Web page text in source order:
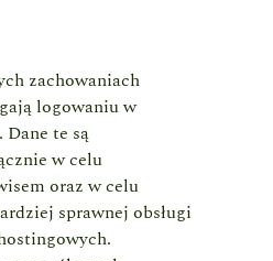
zachowaniach
logowaniu w
te są
w celu
oraz w celu
sprawnej obsługi